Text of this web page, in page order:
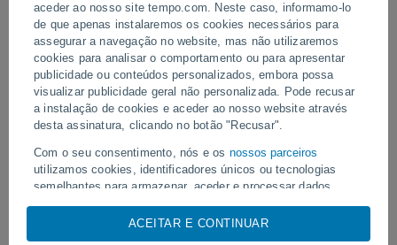
aceder ao nosso site tempo.com. Neste caso, informamo-lo
de que apenas instalaremos os cookies necessários para
assegurar a navegação no website, mas não utilizaremos
cookies para analisar o comportamento ou para apresentar
publicidade ou conteúdos personalizados, embora possa
visualizar publicidade geral não personalizada. Pode recusar
a instalação de cookies e aceder ao nosso website através
desta assinatura, clicando no botão "Recusar".
Com o seu consentimento, nós e os nossos parceiros
utilizamos cookies, identificadores únicos ou tecnologias
semelhantes para armazenar, aceder e processar dados
pessoais, tais como a sua visita a este sitio Web, endereços
IP e identificadores de cookies. É possível que alguns
ACEITAR E CONTINUAR
Enorme redemoinho de poeira
avistado em Zapponeta, Itália
Tornados e chuvas
Pelotas, Brasil.